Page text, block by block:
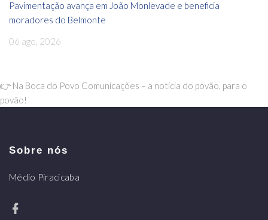
Pavimentação avança em João Monlevade e beneficia
moradores do Belmonte
06 ago, 2026
👉 Na Boca do Povo Comunicações – a notícia do povão, para o
povão!
Sobre nós
Médio Piracicaba